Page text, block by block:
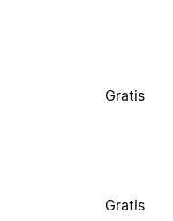
Gratis
Gratis